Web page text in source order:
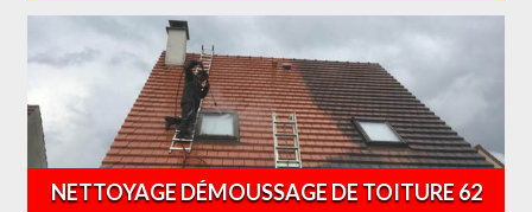
NETTOYAGE DÉMOUSSAGE DE TOITURE 62